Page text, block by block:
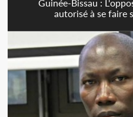
Guinée-Bissau :
autorisé à se faire